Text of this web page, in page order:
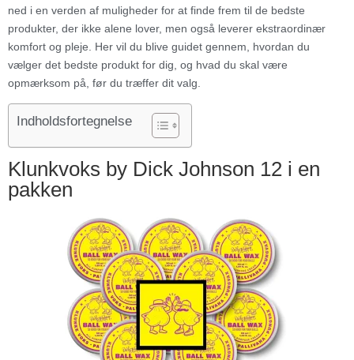
ned i en verden af muligheder for at finde frem til de bedste
produkter, der ikke alene lover, men også leverer ekstraordinær
komfort og pleje. Her vil du blive guidet gennem, hvordan du
vælger det bedste produkt for dig, og hvad du skal være
opmærksom på, før du træffer dit valg.
Indholdsfortegnelse
Klunkvoks by Dick Johnson 12 i en
pakken